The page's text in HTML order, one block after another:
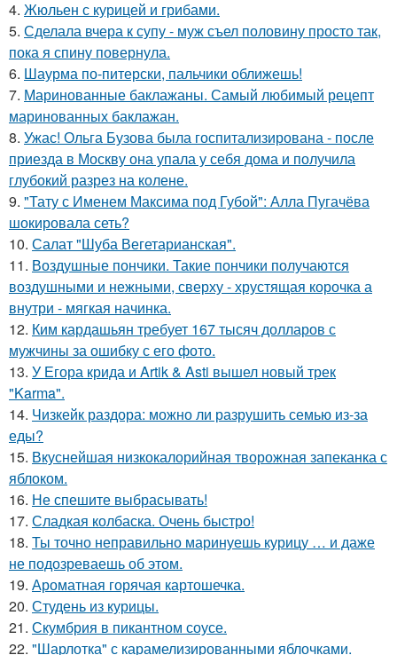
4. Жюльен с курицей и грибами.
5. Сделала вчера к супу - муж съел половину просто так,
пока я спину повернула.
6. Шаурма по-питерски, пальчики оближешь!
7. Маринованные баклажаны. Самый любимый рецепт
маринованных баклажан.
8. Ужас! Ольга Бузова была госпитализирована - после
приезда в Москву она упала у себя дома и получила
глубокий разрез на колене.
9. "Тату с Именем Максима под Губой": Алла Пугачёва
шокировала сеть?
10. Салат "Шуба Вегетарианская".
11. Воздушные пончики. Такие пончики получаются
воздушными и нежными, сверху - хрустящая корочка а
внутри - мягкая начинка.
12. Ким кардашьян требует 167 тысяч долларов с
мужчины за ошибку с его фото.
13. У Егора крида и Artik & Asti вышел новый трек
"Karma".
14. Чизкейк раздора: можно ли разрушить семью из-за
еды?
15. Вкуснейшая низкокалорийная творожная запеканка с
яблоком.
16. Не спешите выбрасывать!
17. Сладкая колбаска. Очень быстро!
18. Ты точно неправильно маринуешь курицу … и даже
не подозреваешь об этом.
19. Ароматная горячая картошечка.
20. Студень из курицы.
21. Скумбрия в пикантном соусе.
22. "Шарлотка" с карамелизированными яблочками.